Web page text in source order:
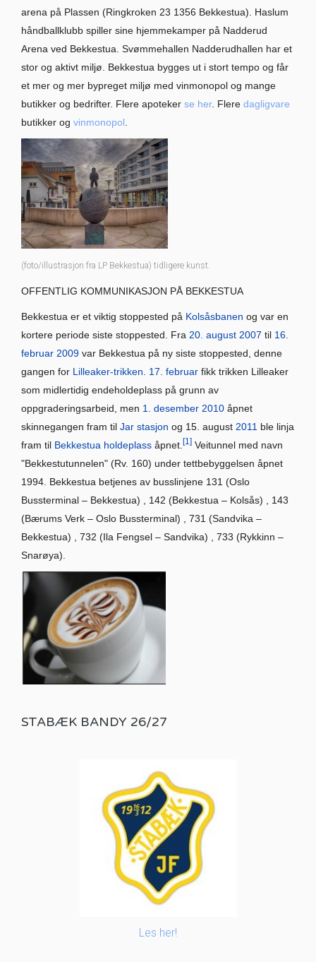
arena på Plassen (Ringkroken 23 1356 Bekkestua). Haslum
håndballklubb spiller sine hjemmekamper på Nadderud
Arena ved Bekkestua. Svømmehallen Nadderudhallen har et
stor og aktivt miljø. Bekkestua bygges ut i stort tempo og får
et mer og mer bypreget miljø med vinmonopol og mange
butikker og bedrifter. Flere apoteker se her. Flere dagligvare
butikker og vinmonopol
(foto/illustrasjon fra LP Bekkestua) tidligere kunst.
OFFENTLIG KOMMUNIKASJON PÅ BEKKESTUA
Bekkestua er et viktig stoppested på Kolsåsbanen og var en
kortere periode siste stoppested. Fra 20. august 2007 til 16.
februar 2009 var Bekkestua på ny siste stoppested, denne
gangen for Lilleaker-trikken 17. februar fikk trikken Lilleaker
som midlertidig endeholdeplass på grunn av
oppgraderingsarbeid, men 1. desember 2010 åpnet
skinnegangen fram til Jar stasjon og 15. august 2011 ble linja
fram til Bekkestua holdeplass åpnet. [1] Veitunnel med navn
"Bekkestutunnelen" (Rv. 160) under tettbebyggelsen åpnet
1994. Bekkestua betjenes av busslinjene 131 (Oslo
Bussterminal – Bekkestua) , 142 (Bekkestua – Kolsås) , 143
(Bærums Verk – Oslo Bussterminal) , 731 (Sandvika –
Bekkestua) , 732 (Ila Fengsel – Sandvika) , 733 (Rykkinn –
Snarøya).
STABÆK BANDY 26/27
Les her!